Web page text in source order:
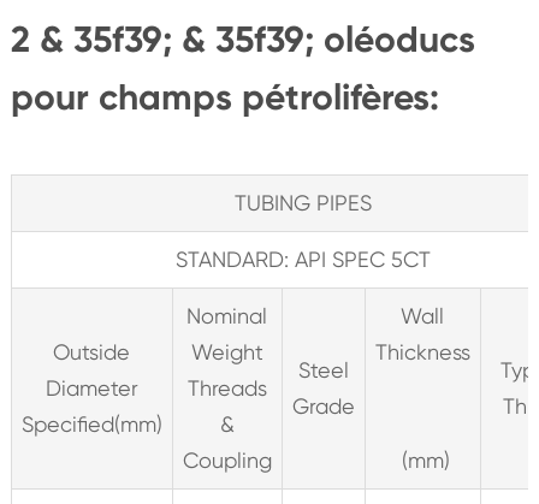
2 & 35f39; & 35f39; oléoducs
pour champs pétrolifères:
TUBING PIPES
STANDARD: API SPEC 5CT
Outside
Diameter
Specified(mm)
Nominal
Weight
Threads
&
Coupling
Steel
Grade
Wall
Thickness
(mm)